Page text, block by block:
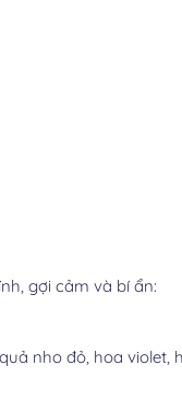
gợi cảm và bí ẩn:
nho đỏ, hoa violet,